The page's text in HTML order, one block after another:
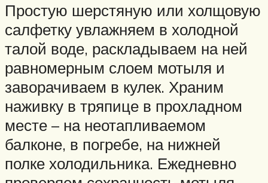
Простую шерстяную или холщовую
салфетку увлажняем в холодной
талой воде, раскладываем на ней
равномерным слоем мотыля и
заворачиваем в кулек. Храним
наживку в тряпице в прохладном
месте – на неотапливаемом
балконе, в погребе, на нижней
полке холодильника. Ежедневно